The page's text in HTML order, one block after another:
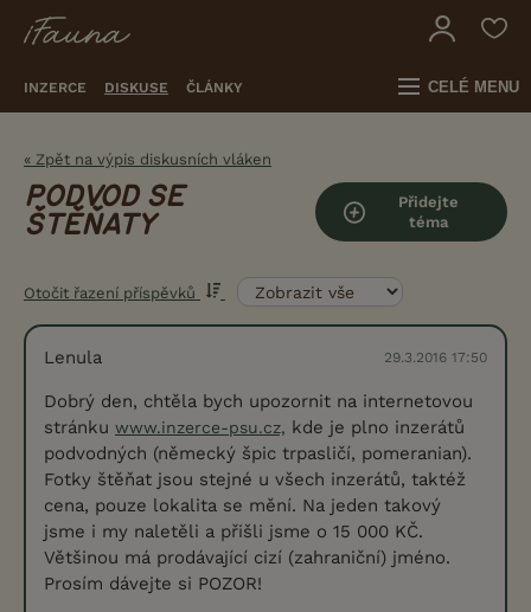
INZERCE DISKUSE ČLÁNKY CELÉ MENU
« Zpět na výpis diskusních vláken
PODVOD SE
ŠTĚŇATY
Přidejte
téma
Otočit řazení příspěvků
Lenula 29.3.2016 17:50
Dobrý den, chtěla bych upozornit na internetovou
stránku www.inzerce-psu.cz, kde je plno inzerátů
podvodných (německý špic trpasličí, pomeranian).
Fotky štěňat jsou stejné u všech inzerátů, taktéž
cena, pouze lokalita se mění. Na jeden takový
jsme i my naletěli a přišli jsme o 15 000 KČ.
Většinou má prodávající cizí (zahraniční) jméno.
Prosím dávejte si POZOR!